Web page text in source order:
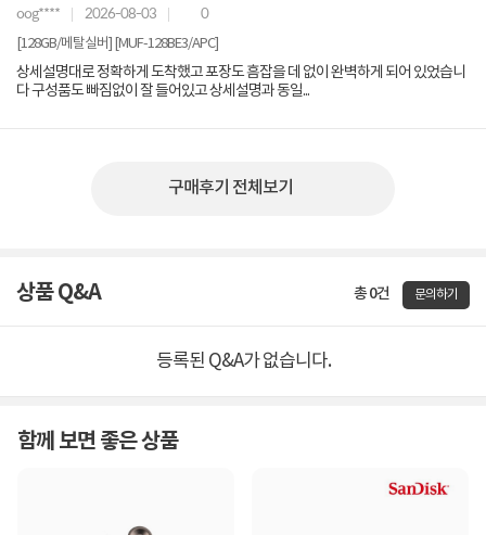
oog**** 2026-08-03 0
[128GB/메탈실버] [MUF-128BE3/APC]
상세설명대로 정확하게 도착했고 포장도 흠잡을 데 없이 완벽하게 되어 있었습니
다 구성품도 빠짐없이 잘 들어있고 상세설명과 동일...
구매후기 전체보기
상품 Q&A 총 0건 문의하기
등록된 Q&A가 없습니다.
함께 보면 좋은 상품